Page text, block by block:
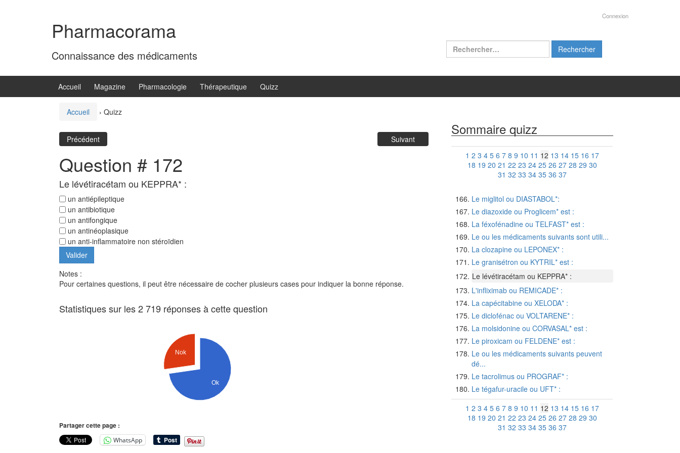
Pharmacorama
Connaissance des médicaments
Connexion
Rechercher :
Accueil Magazine Pharmacologie Thérapeutique Quizz
Accueil › Quizz
Précédent Suivant
Question # 172
Le lévétiracétam ou KEPPRA* :
un antiépileptique
un antibiotique
un antifongique
un antinéoplasique
un anti-inflammatoire non stéroïdien
Notes :
Pour certaines questions, il peut être nécessaire de cocher plusieurs cases pour indiquer la bonne réponse.
Statistiques sur les 2 719 réponses à cette question
Nok
Ok
Partager cette page :
WhatsApp
Sommaire quizz
1 2 3 4 5 6 7 8 9 10 11 12 13 14 15 16 17
18 19 20 21 22 23 24 25 26 27 28 29 30
31 32 33 34 35 36 37
Le miglitol ou DIASTABOL*:
Le diazoxide ou Proglicem* est :
La féxofénadine ou TELFAST* est :
Le ou les médicaments suivants sont utili...
La clozapine ou LEPONEX* :
Le granisétron ou KYTRIL* est :
Le lévétiracétam ou KEPPRA* :
L'infliximab ou REMICADE* :
La capécitabine ou XELODA* :
Le diclofénac ou VOLTARENE* :
La molsidonine ou CORVASAL* est :
Le piroxicam ou FELDENE* est :
Le ou les médicaments suivants peuvent
dé...
Le tacrolimus ou PROGRAF* :
Le tégafur-uracile ou UFT* :
1 2 3 4 5 6 7 8 9 10 11 12 13 14 15 16 17
18 19 20 21 22 23 24 25 26 27 28 29 30
31 32 33 34 35 36 37